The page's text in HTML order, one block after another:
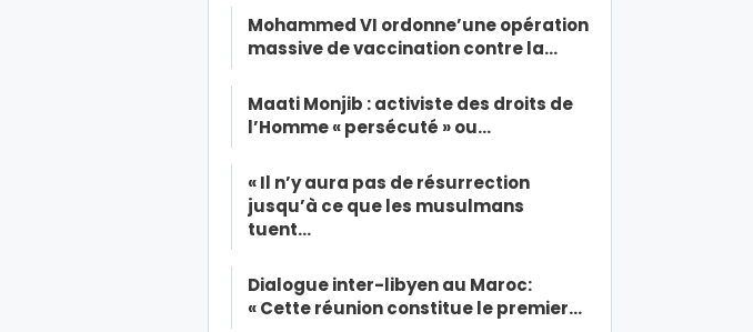
Mohammed VI ordonne’une opération
massive de vaccination contre la…
Maati Monjib : activiste des droits de
l’Homme « persécuté » ou…
« Il n’y aura pas de résurrection
jusqu’à ce que les musulmans
tuent…
Dialogue inter-libyen au Maroc:
« Cette réunion constitue le premier…